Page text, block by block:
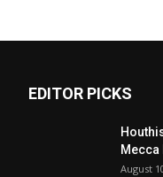
EDITOR PICKS
Mecca
August